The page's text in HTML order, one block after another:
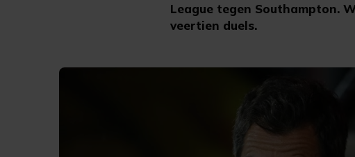
League tegen Southampton.
veertien duels.